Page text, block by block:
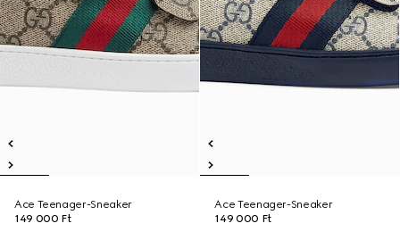
Ace Teenager-Sneaker
149 000 Ft
Ace Teenager-Sneaker
149 000 Ft